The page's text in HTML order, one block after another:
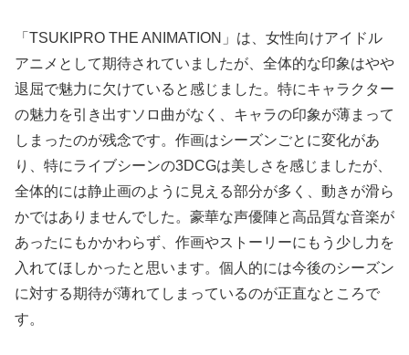
「TSUKIPRO THE ANIMATION」は、女性向けアイドル
アニメとして期待されていましたが、全体的な印象はやや
退屈で魅力に欠けていると感じました。特にキャラクター
の魅力を引き出すソロ曲がなく、キャラの印象が薄まって
しまったのが残念です。作画はシーズンごとに変化があ
り、特にライブシーンの3DCGは美しさを感じましたが、
全体的には静止画のように見える部分が多く、動きが滑ら
かではありませんでした。豪華な声優陣と高品質な音楽が
あったにもかかわらず、作画やストーリーにもう少し力を
入れてほしかったと思います。個人的には今後のシーズン
に対する期待が薄れてしまっているのが正直なところで
す。